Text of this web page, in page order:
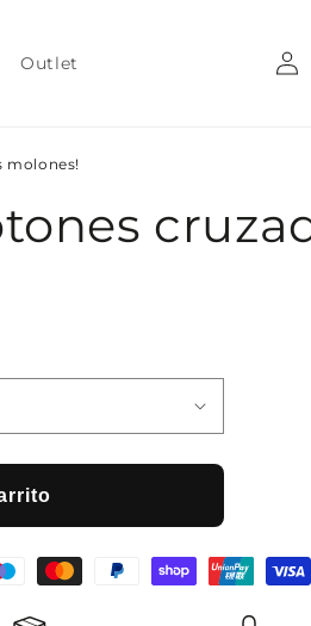
Outlet
Iniciar
sesión
molones!